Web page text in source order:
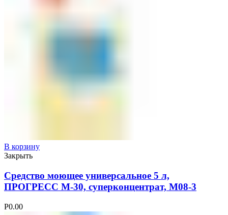
В корзину
Закрыть
Средство моющее универсальное 5 л,
ПРОГРЕСС М-30, суперконцентрат, М08-3
Р0.00